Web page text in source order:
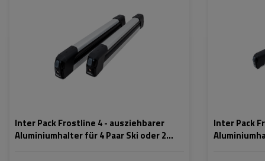
Inter Pack Frostline 4 - ausziehbarer
Aluminiumhalter für 4 Paar Ski oder 2
72 cm
54 cm
Schließung des Skigriffs: ja
Inter Pack